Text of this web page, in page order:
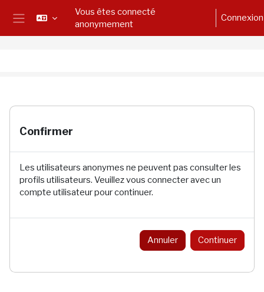
Panneau latéral
Vous êtes connecté
anonymement
Connexion
Confirmer
Les utilisateurs anonymes ne peuvent pas consulter les
profils utilisateurs. Veuillez vous connecter avec un
compte utilisateur pour continuer.
Annuler Continuer